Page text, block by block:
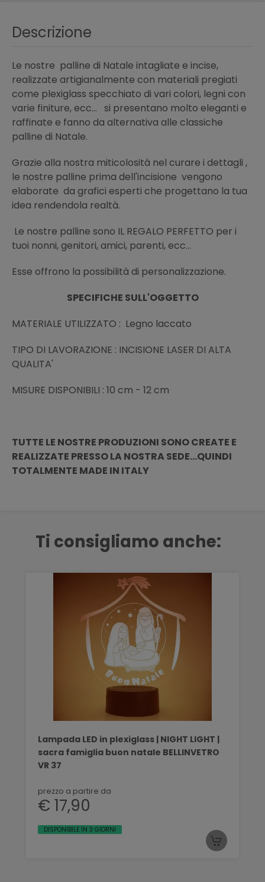
Descrizione
Le nostre palline di Natale intagliate e incise,
realizzate artigianalmente con materiali pregiati
come plexiglass specchiato di vari colori, legni con
varie finiture, ecc... si presentano molto eleganti e
raffinate e fanno da alternativa alle classiche
palline di Natale.
Grazie alla nostra miticolosità nel curare i dettagli ,
le nostre palline prima dell'incisione vengono
elaborate da grafici esperti che progettano la tua
idea rendendola realtà.
Le nostre palline sono IL REGALO PERFETTO per i
tuoi nonni, genitori, amici, parenti, ecc...
Esse offrono la possibilità di personalizzazione.
SPECIFICHE SULL'OGGETTO
MATERIALE UTILIZZATO : Legno laccato
TIPO DI LAVORAZIONE : INCISIONE LASER DI ALTA
QUALITA'
MISURE DISPONIBILI : 10 cm - 12 cm
TUTTE LE NOSTRE PRODUZIONI SONO CREATE E
REALIZZATE PRESSO LA NOSTRA SEDE...QUINDI
TOTALMENTE MADE IN ITALY
Ti consigliamo anche:
Lampada LED in plexiglass | NIGHT LIGHT |
sacra famiglia buon natale BELLINVETRO
VR 37
prezzo a partire da
€ 17,90
DISPONIBILE IN 3 GIORNI